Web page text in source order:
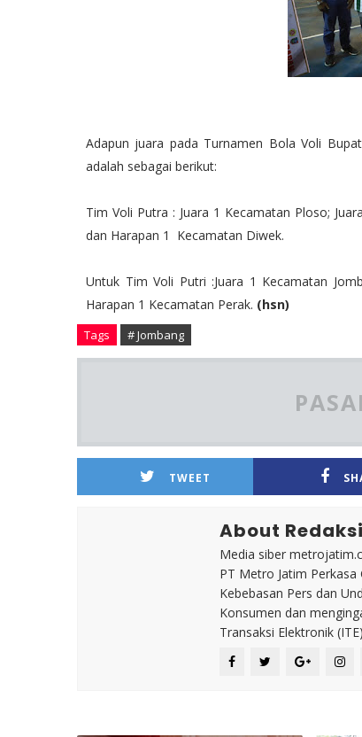
Adapun juara pada Turnamen Bola Voli
adalah sebagai berikut:
Tim Voli Putra : Juara 1 Kecamatan Ploso;
dan Harapan 1 Kecamatan Diwek.
Untuk Tim Voli Putri :Juara 1 Kecamatan
Harapan 1 Kecamatan Perak. (hsn)
Tags # Jombang
TWEET
About
Media siber
PT Metro Jatim
Kebebasan Pers dan
Konsumen dan
Transaksi Elektronik